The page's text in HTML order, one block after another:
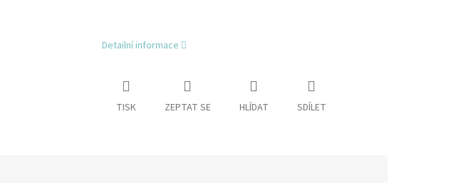
Detailní informace
TISK ZEPTAT SE HLÍDAT SDÍLET